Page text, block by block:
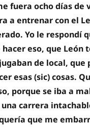
fuera ocho días de
a entrenar con el
Yo le respondí
hacer eso, que León
de local, que
esas (sic) cosas.
porque se iba a
carrera
que me